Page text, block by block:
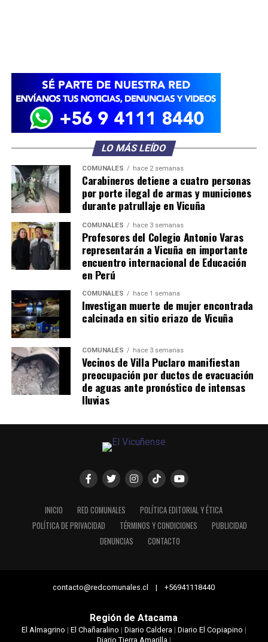
LO MÁS LEÍDO
COMUNALES hace 2 semanas
Carabineros detiene a cuatro personas
por porte ilegal de armas y municiones
durante patrullaje en Vicuña
COMUNALES hace 3 semanas
Profesores del Colegio Antonio Varas
representarán a Vicuña en importante
encuentro internacional de Educación
en Perú
COMUNALES hace 1 semana
Investigan muerte de mujer encontrada
calcinada en sitio eriazo de Vicuña
COMUNALES hace 3 semanas
Vecinos de Villa Puclaro manifiestan
preocupación por ductos de evacuación
de aguas ante pronóstico de intensas
lluvias
INICIO RED COMUNALES
POLÍTICA EDITORIAL Y ÉTICA
POLÍTICA DE PRIVACIDAD
TÉRMINOS Y CONDICIONES
PUBLICIDAD
DENUNCIAS
CONTACTO
contacto@redcomunales.cl | +56941118440
Región de Atacama
El Almagrino | El Chañaralino | Diario Caldera| Diario El Copiapino |
Diario Tierra Amarilla |